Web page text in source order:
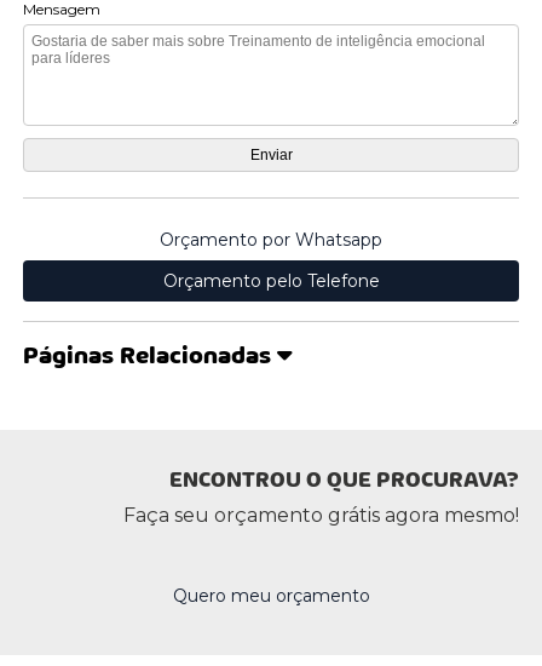
Mensagem
Orçamento por Whatsapp
Orçamento pelo Telefone
Páginas Relacionadas
ENCONTROU O QUE PROCURAVA?
Faça seu orçamento grátis agora mesmo!
Quero meu orçamento